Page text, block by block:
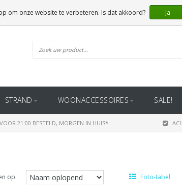
STRAND WOONACCESSOIRES SALE!
VOOR 21:00 BESTELD, MORGEN IN HUIS*
op: Foto-tabel
om onze website te verbeteren. Is dat akkoord? Ja